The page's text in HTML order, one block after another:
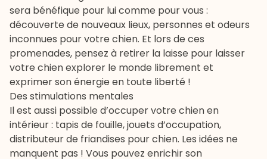
sera bénéfique pour lui comme pour vous :
découverte de nouveaux lieux, personnes et odeurs
inconnues pour votre chien. Et lors de ces
promenades, pensez à retirer la laisse pour laisser
votre chien explorer le monde librement et
exprimer son énergie en toute liberté !
Des stimulations mentales
Il est aussi possible d’occuper votre chien en
intérieur : tapis de fouille, jouets d’occupation,
distributeur de friandises pour chien. Les idées ne
manquent pas ! Vous pouvez enrichir son